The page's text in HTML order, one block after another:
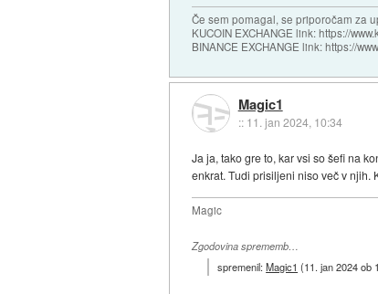
Če sem pomagal, se priporočam za
KUCOIN EXCHANGE link: https://
BINANCE EXCHANGE link: https://
Magic1
:: 11. jan 2024, 10:34
Ja ja, tako gre to, kar vsi so šefi na
enkrat. Tudi prisiljeni niso več v njih.
Magic
Zgodovina sprememb…
spremenil:Magic1 (11. jan 2024 ob